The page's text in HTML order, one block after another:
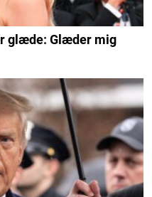
glæde: Glæder mig